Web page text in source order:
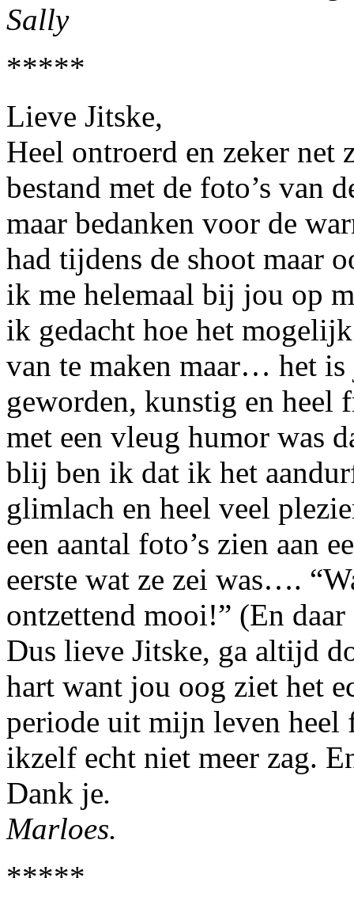
Sally
*****
Lieve Jitske,
Heel ontroerd en zeker
bestand met de foto’s van
maar bedanken voor de
had tijdens de shoot maar
ik me helemaal bij jou op
ik gedacht hoe het
van te maken maar… het
geworden, kunstig en heel
met een vleug humor was
blij ben ik dat ik het
glimlach en heel veel
een aantal foto’s zien aan
eerste wat ze zei was….
ontzettend mooi!” (En
Dus lieve Jitske, ga altijd
hart want jou oog ziet het
periode uit mijn leven heel
ikzelf echt niet meer zag.
Dank je.
Marloes.
*****